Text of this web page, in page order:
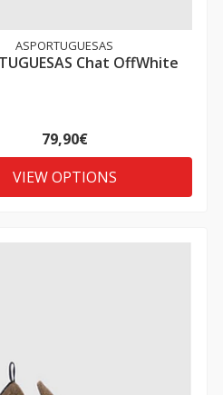
ASPORTUGUESAS
Chat OffWhite
79,90€
VIEW OPTIONS